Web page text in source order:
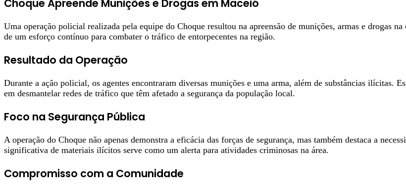
Choque Apreende Munições e Drogas em Maceió
Uma operação policial realizada pela equipe do Choque resultou na apreensão de munições, armas e drogas
de um esforço contínuo para combater o tráfico de entorpecentes na região.
Resultado da Operação
Durante a ação policial, os agentes encontraram diversas munições e uma arma, além de substâncias ilícitas.
em desmantelar redes de tráfico que têm afetado a segurança da população local.
Foco na Segurança Pública
A operação do Choque não apenas demonstra a eficácia das forças de segurança, mas também destaca a
significativa de materiais ilícitos serve como um alerta para atividades criminosas na área.
Compromisso com a Comunidade